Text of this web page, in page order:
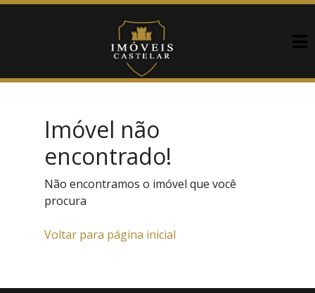
Imóvel não
encontrado!
Não encontramos o imóvel que você
procura
Voltar para página inicial